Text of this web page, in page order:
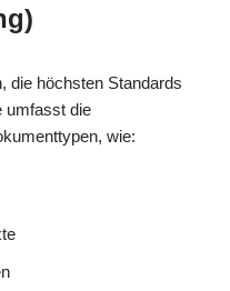
die höchsten Standards
umfasst die
wie: